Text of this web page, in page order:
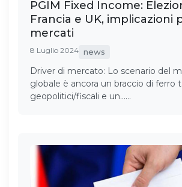
PGIM Fixed Income:
Francia e UK, implicazioni
mercati
8 Luglio 2024 news
Driver di mercato: Lo scenario del
globale è ancora un braccio di ferro
geopolitici/fiscali e un……